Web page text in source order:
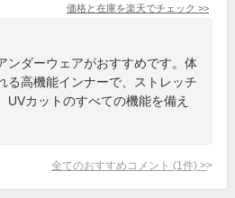
価格と在庫を楽天でチェック >>
ンダーウェアがおすすめです。体
る高機能インナーで、ストレッチ
UVカットのすべての機能を備え
全てのおすすめコメント (1 件) >